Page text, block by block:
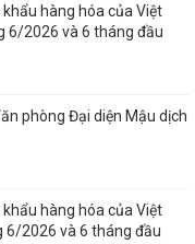
hàng hóa của Việt
6/2026 và 6 tháng đầu
phòng Đại diện Mậu dịch
hàng hóa của Việt
6/2026 và 6 tháng đầu